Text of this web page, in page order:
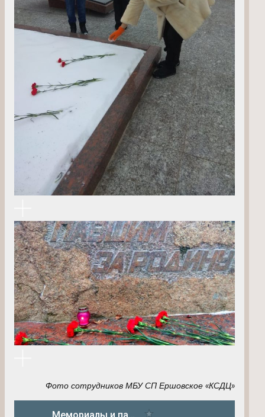
Фото сотрудников МБУ СП Ершовское «КСДЦ»